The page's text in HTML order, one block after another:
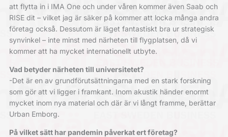
att flytta in i IMA One och under våren kommer även Saab och
RISE dit – vilket jag är säker på kommer att locka många andra
företag också. Dessutom är läget fantastiskt bra ur strategisk
synvinkel – inte minst med närheten till flygplatsen, då vi
kommer att ha mycket internationellt utbyte.
Vad betyder närheten till universitetet?
-Det är en av grundförutsättningarna med en stark forskning
som gör att vi ligger i framkant. Inom akustik händer enormt
mycket inom nya material och där är vi långt framme, berättar
Urban Emborg.
På vilket sätt har pandemin påverkat ert företag?